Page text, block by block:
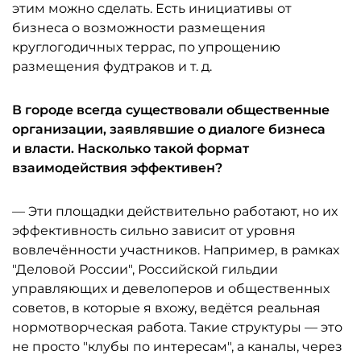
этим можно сделать. Есть инициативы от
бизнеса о возможности размещения
круглогодичных террас, по упрощению
размещения фудтраков и т. д.
В городе всегда существовали общественные
организации, заявлявшие о диалоге бизнеса
и власти. Насколько такой формат
взаимодействия эффективен?
— Эти площадки действительно работают, но их
эффективность сильно зависит от уровня
вовлечённости участников. Например, в рамках
"Деловой России", Российской гильдии
управляющих и девелоперов и общественных
советов, в которые я вхожу, ведётся реальная
нормотворческая работа. Такие структуры — это
не просто "клубы по интересам", а каналы, через